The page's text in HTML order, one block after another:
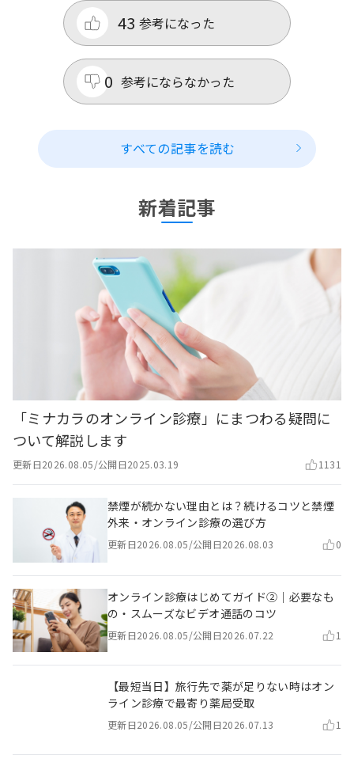
参考になった
43
参考にならなかった
0
すべての記事を読む
新着記事
「ミナカラのオンライン診療」にまつわる疑問に
ついて解説します
更新日2026.08.05/公開日2025.03.19 1131
禁煙が続かない理由とは？続けるコツと禁煙
外来・オンライン診療の選び方
更新日2026.08.05/公開日2026.08.03 0
オンライン診療はじめてガイド②｜必要なも
の・スムーズなビデオ通話のコツ
更新日2026.08.05/公開日2026.07.22 1
【最短当日】旅行先で薬が足りない時はオン
ライン診療で最寄り薬局受取
更新日2026.08.05/公開日2026.07.13 1